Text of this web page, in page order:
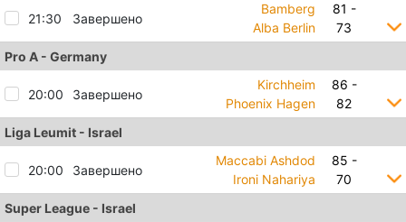
21:30 Завершено
Bamberg
Alba Berlin
81 -
73
Pro A - Germany
20:00 Завершено
Kirchheim
Phoenix Hagen
86 -
82
Liga Leumit - Israel
20:00 Завершено
Maccabi Ashdod
Ironi Nahariya
85 -
70
Super League - Israel